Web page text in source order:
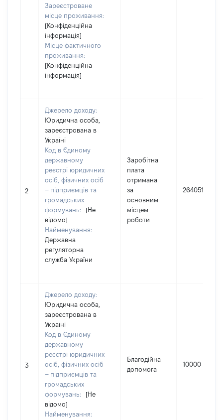
Зареєстроване
місце проживання:
[Конфіденційна
інформація]
Місце фактичного
проживання:
[Конфіденційна
інформація]
2
Джерело доходу:
Юридична особа,
зареєстрована в
Україні
Код в Єдиному
державному
реєстрі юридичних
осіб, фізичних осіб
– підприємців та
громадських
формувань:
[Не
відомо]
Найменування:
Державна
регуляторна
служба України
Заробітна
плата
отримана
за
основним
місцем
роботи
264051
3
Джерело доходу:
Юридична особа,
зареєстрована в
Україні
Код в Єдиному
державному
реєстрі юридичних
осіб, фізичних осіб
– підприємців та
громадських
формувань:
[Не
відомо]
Найменування:
Благодійна
допомога
10000